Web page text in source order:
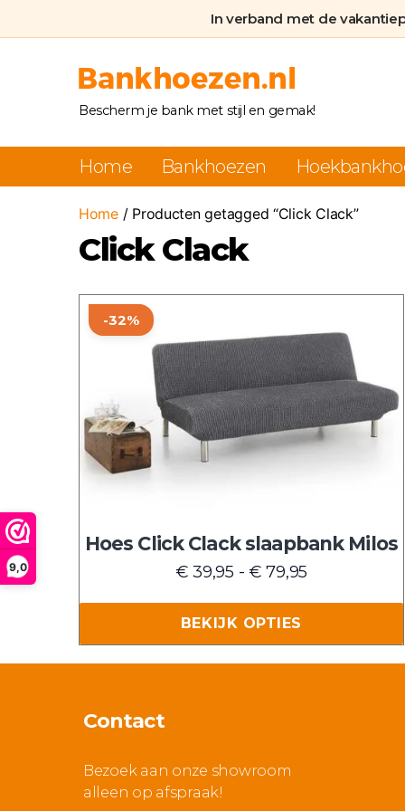
9,0
In verband met de
Bankhoezen.nl
Bescherm je bank met stijl en gemak!
Home Bankhoezen
Home/ Producten getagged “Click Clack”
Click Clack
-32%
Hoes Click Clack slaapbank Milos
€ 39,95 - € 79,95
€ 79,95
BEKIJK OPTIES
Dit
product
meerdere
variaties.
Deze
optie
kan
op
productpagina
Contact
Bezoek aan onze showroom
alleen op afspraak!